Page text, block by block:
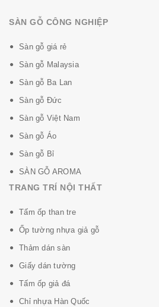
SÀN GỖ CÔNG NGHIỆP
Sàn gỗ giá rẻ
Sàn gỗ Malaysia
Sàn gỗ Ba Lan
Sàn gỗ Đức
Sàn gỗ Việt Nam
Sàn gỗ Áo
Sàn gỗ Bỉ
SÀN GỖ AROMA
TRANG TRÍ NỘI THẤT
Tấm ốp than tre
Ốp tường nhựa giả gỗ
Thảm dán sàn
Giấy dán tường
Tấm ốp giả đá
Chỉ nhựa Hàn Quốc